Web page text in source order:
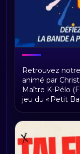
Le p'tit Pac
Retrouvez
animé par
Maître K-Pélo
jeu du « Petit